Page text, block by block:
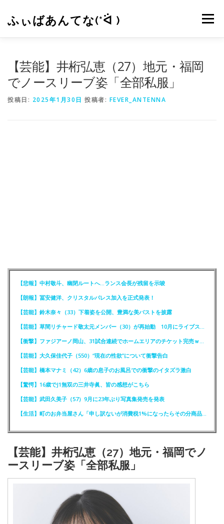
ふぃばあんてな(*ᐛ ) メニュー
【芸能】井桁弘恵（27）地元・福岡
でノースリーブ姿「全部私服」
投稿日: 2025年1月30日 投稿者: FEVER_ANTENNA
【悲報】中村敬斗、幽閉ルートへ…ランス会長が残留を示唆
【朗報】冨安健洋、クリスタルパレス加入を正式発表！
【芸能】鈴木奈々（33）下着姿を公開、豊満な美バストを披露
【芸能】草間リチャード敬太元メンバー（30）が再始動 10月にライブステージに出演へ
【衝撃】ファジアーノ岡山、31試合連続でホームエリアのチケット完売ｗｗｗｗ
【芸能】大久保佳代子（550）“現在の性欲”について衝撃告白
【芸能】橋本マナミ（42）6歳の息子のお風呂での衝撃のイタズラ激白
【驚愕】16歳でJ1無双の三井寺眞、皆の感想がこちら
【芸能】武田久美子（57）9月に23年ぶり写真集発売を発表
【生活】町のお弁当屋さん「申し訳ないが消費税1%になったらその分商品代を値上げするわ」
【芸能】井桁弘恵（27）地元・福岡でノ
ースリーブ姿「全部私服」